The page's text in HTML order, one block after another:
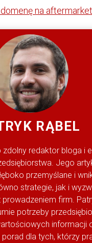
na aftermarket
RĄBEL
zdolny redaktor bloga i
Jego
przemyślane i
strategie, jak i
prowadzeniem firm.
potrzeby
informacji
porad dla tych, którzy